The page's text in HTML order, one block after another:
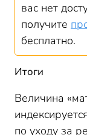
вас нет
получите
бесплатно.
Итоги
Величина
по уходу за